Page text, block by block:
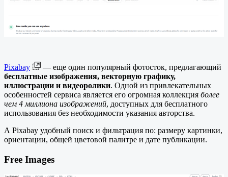
Pixabay
— еще один популярный фотосток, предлагающий
бесплатные изображения, векторную графику,
иллюстрации и видеоролики. Одной из привлекательных
особенностей сервиса является его огромная коллекция более
чем 4 миллиона изображений, доступных для бесплатного
использования без необходимости указания авторства.
А Pixabay удобный поиск и фильтрация по: размеру картинки,
ориентации, общей цветовой палитре и дате публикации.
Free Images